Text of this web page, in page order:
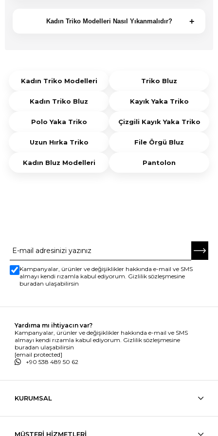
aylarında da tercih edilebilir. Triko bluz, kayık yaka
Kadın Triko Modelleri Nasıl Yıkanmalıdır? +
kurutulması önerilir.
Kadın Triko Modelleri Triko Bluz
Kadın Triko Bluz Kayık Yaka Triko
Polo Yaka Triko Çizgili Kayık Yaka Triko
Uzun Hırka Triko File Örgü Bluz
Kadın Bluz Modelleri Pantolon
Kampanyalar, ürünler ve değişiklikler hakkında e-mail ve SMS
almayı kendi rızamla kabul ediyorum. Gizlilik sözleşmesine
buradan ulaşabilirsin
Yardıma mı ihtiyacın var?
Kampanyalar, ürünler ve değişiklikler hakkında e-mail ve SMS
almayı kendi rızamla kabul ediyorum. Gizlilik sözleşmesine
buradan ulaşabilirsin
[email protected]
+90 538 489 50 62
KURUMSAL
MÜŞTERİ HİZMETLERİ